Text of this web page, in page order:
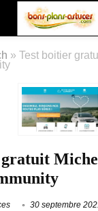
» Test boitier
30 septembre